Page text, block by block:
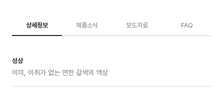
상세정보 제품소식 보도자료 FAQ
성상
이미, 이취가 없는 연한 갈색의 액상